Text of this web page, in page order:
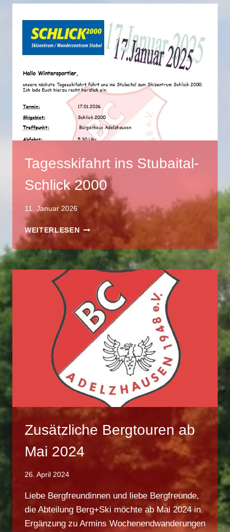
MÄRZ
SÜDTIROL
Tagesskifahrt ins Stubaital-
Schlick 2000
11. Januar 2026
WEITERLESENTAGESSKIFAHRT
STUBAITAL-
SCHLICK
2000
Zusätzliche Bergtouren ab
Mai 2024
26. April 2024
Liebe Bergfreundinnen und liebe Bergfreunde,
die Abteilung Berg+Ski möchte ab Mai 2024 in
Ergänzung zu Armins Wochenendwanderungen